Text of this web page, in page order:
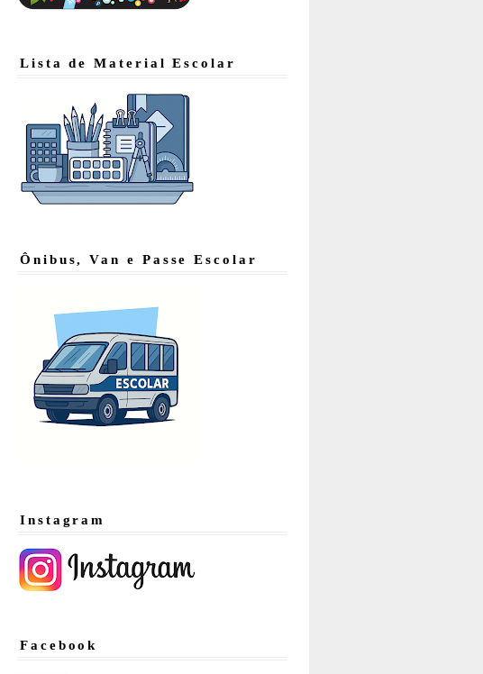
Lista de Material Escolar
Ônibus, Van e Passe Escolar
Instagram
Facebook